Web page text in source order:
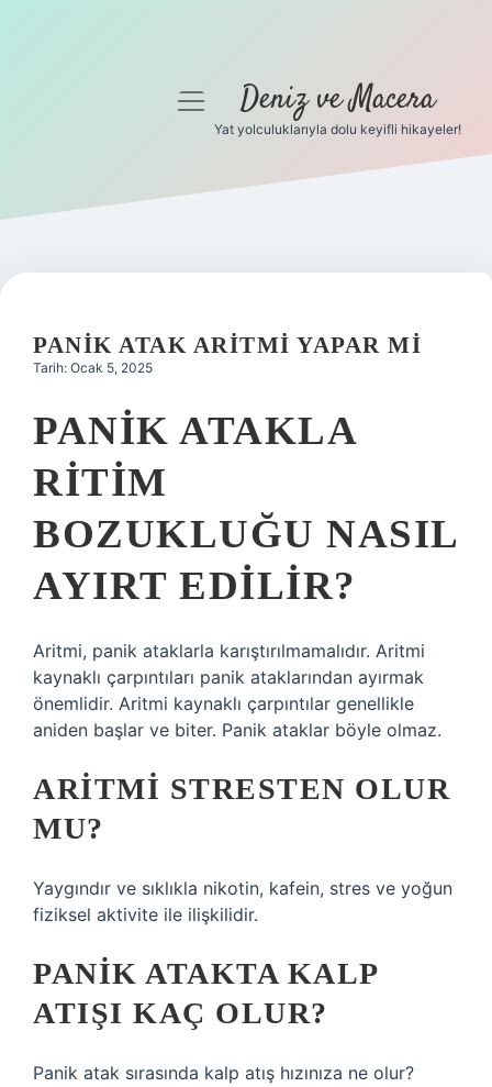
Gizlilik Politikası
Yasal Uyarı
menüyüDeniz ve Macera
Yat yolculuklarıyla dolu keyifli hikayeler!
PANIK ATAK ARITMI YAPAR MI
Tarih: Ocak 5, 2025
PANIK ATAKLA
RITIM
BOZUKLUĞU NASIL
AYIRT EDILIR?
Aritmi, panik ataklarla karıştırılmamalıdır. Aritmi
kaynaklı çarpıntıları panik ataklarından ayırmak
önemlidir. Aritmi kaynaklı çarpıntılar genellikle
aniden başlar ve biter. Panik ataklar böyle olmaz.
ARITMI STRESTEN OLUR
MU?
Yaygındır ve sıklıkla nikotin, kafein, stres ve yoğun
fiziksel aktivite ile ilişkilidir.
PANIK ATAKTA KALP
ATIŞI KAÇ OLUR?
Panik atak sırasında kalp atış hızınıza ne olur?